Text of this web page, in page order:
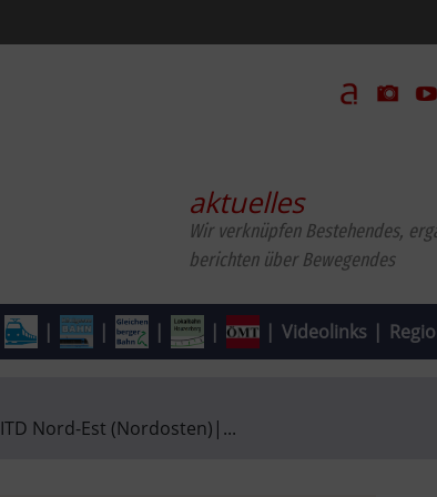
aktuelles
Wir verknüpfen Bestehendes,
berichten über Bewegendes
| | | | | Videolinks |
ITD Nord-Est (Nordosten) | ...